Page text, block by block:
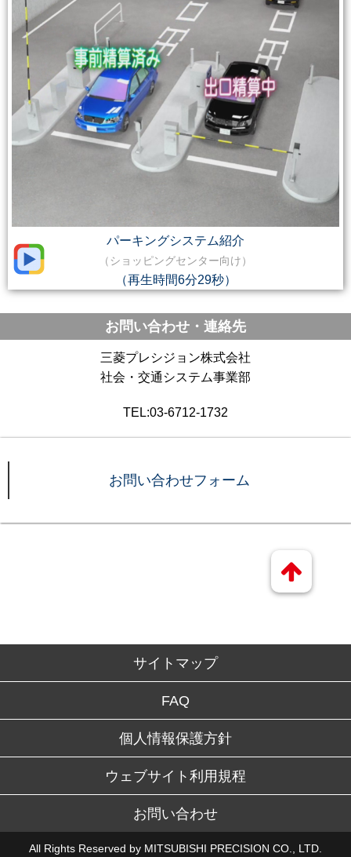
パーキングシステム紹介
（ショッピングセンター向け）
（再生時間6分29秒）
お問い合わせ・連絡先
三菱プレシジョン株式会社
社会・交通システム事業部
TEL:03-6712-1732
お問い合わせフォーム
サイトマップ
FAQ
個人情報保護方針
ウェブサイト利用規程
お問い合わせ
All Rights Reserved by MITSUBISHI PRECISION CO., LTD.